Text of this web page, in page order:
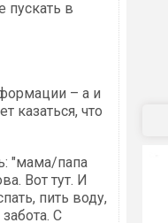
пускать в
– а и
казаться, что
"мама/папа
Вот тут. И
пить воду,
С